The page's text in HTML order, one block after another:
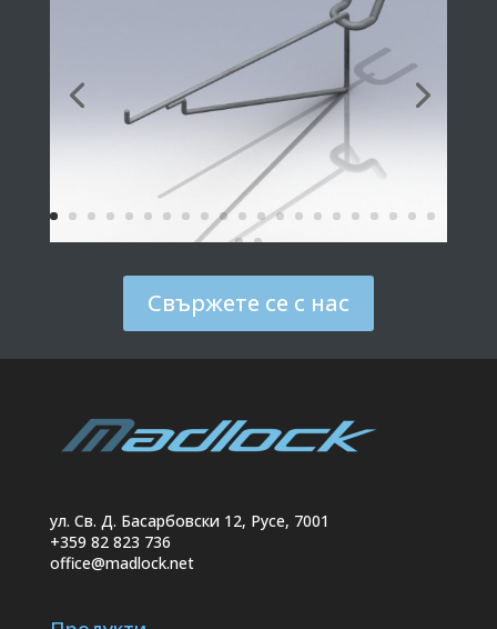
Свържете се с нас
ул. Св. Д. Басарбовски 12, Русе, 7001
+359 82 823 736
office@madlock.net